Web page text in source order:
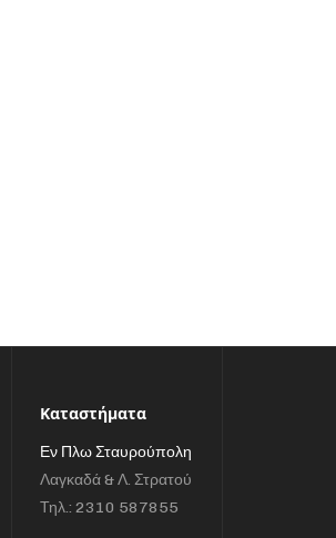
Καταστήματα
Εν Πλω Σταυρούπολη
Λαγκαδά & Λ. Στρατού
Τηλ.: 2310 587855